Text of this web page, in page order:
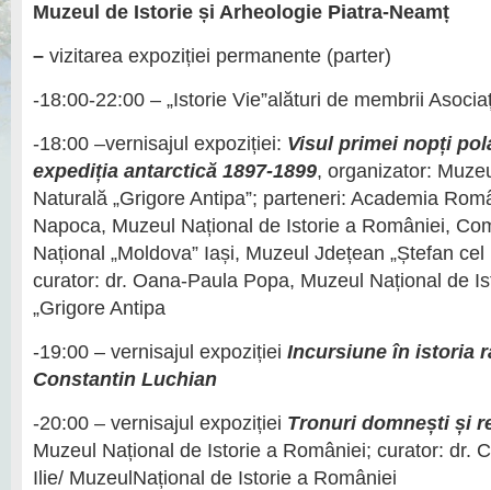
Muzeul de Istorie și Arheologie Piatra-Neamț
– vizitarea expoziției permanente (parter)
-18:00-22:00 – „Istorie Vie”alături de membrii
-18:00 –vernisajul expoziției: Visul primei nopți
expediția antarctică 1897-1899, organizator:
Naturală „Grigore Antipa”; parteneri: Academia
Napoca, Muzeul Național de Istorie a României,
Național „Moldova” Iași, Muzeul Jdețean „Ștefan cel
curator: dr. Oana-Paula Popa, Muzeul Național de
„Grigore Antipa
-19:00 – vernisajul expoziției Incursiune în istoria
Constantin Luchian
-20:00 – vernisajul expoziției Tronuri domnești și
Muzeul Național de Istorie a României; curator: dr.
Ilie/ MuzeulNațional de Istorie a României